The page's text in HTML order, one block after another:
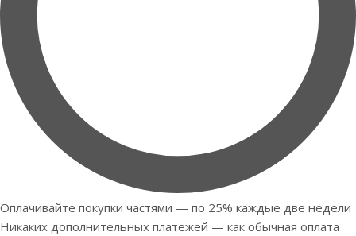
Оплачивайте покупки частями — по 25% каждые две недели
Никаких дополнительных платежей — как обычная оплата